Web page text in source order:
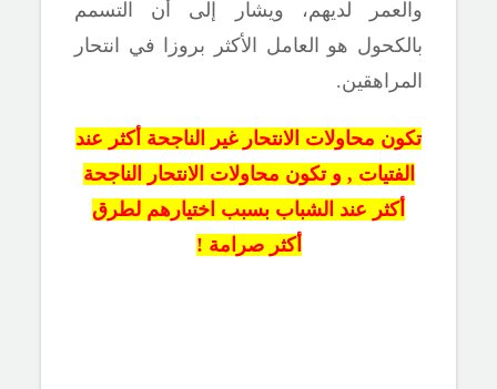
والعمر لديهم، ويشار إلى أن
التسمم
بالكحول هو العامل الأكثر بروزا في انتحار
المراهقين.
تكون محاولات الانتحار غير الناجحة أكثر عند
الفتيات , و تكون محاولات الانتحار الناجحة
أكثر عند الشباب بسبب اختيارهم لطرق
أكثر صرامة !